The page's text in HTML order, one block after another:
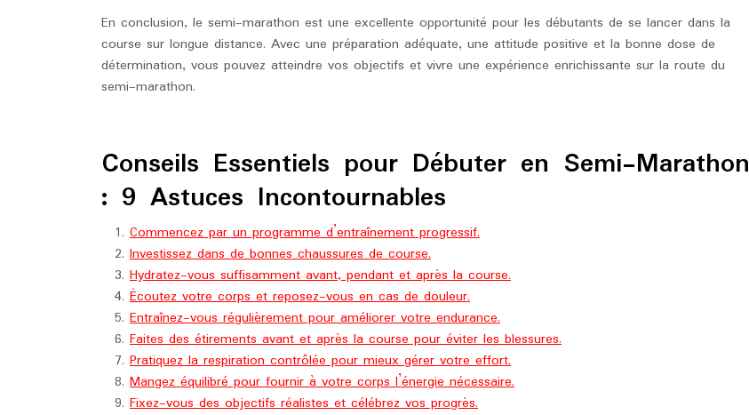
En conclusion, le semi-marathon est une excellente opportunité pour les débutants de se lancer dans la
course sur longue distance. Avec une préparation adéquate, une attitude positive et la bonne dose de
détermination, vous pouvez atteindre vos objectifs et vivre une expérience enrichissante sur la route du
semi-marathon.
Conseils Essentiels pour Débuter en Semi-Marathon
: 9 Astuces Incontournables
Commencez par un programme d’entraînement progressif.
Investissez dans de bonnes chaussures de course.
Hydratez-vous suffisamment avant, pendant et après la course.
Écoutez votre corps et reposez-vous en cas de douleur.
Entraînez-vous régulièrement pour améliorer votre endurance.
Faites des étirements avant et après la course pour éviter les blessures.
Pratiquez la respiration contrôlée pour mieux gérer votre effort.
Mangez équilibré pour fournir à votre corps l’énergie nécessaire.
Fixez-vous des objectifs réalistes et célébrez vos progrès.